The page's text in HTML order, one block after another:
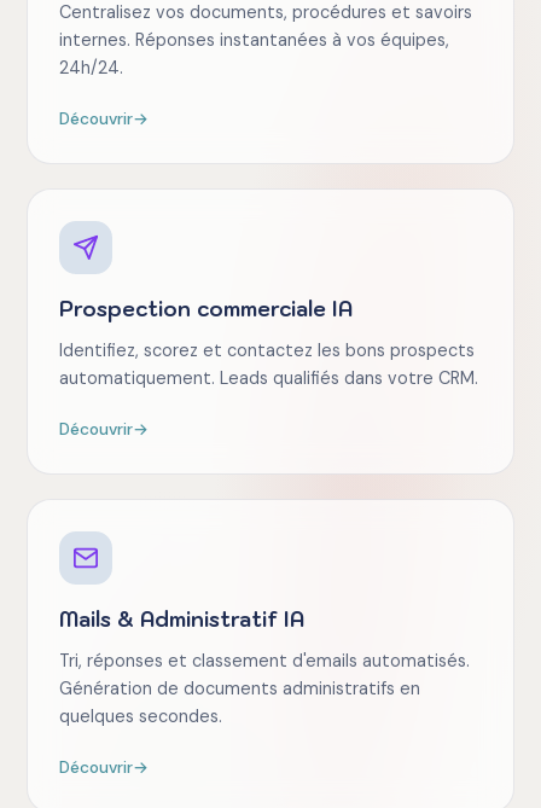
Centralisez vos documents, procédures et savoirs
internes. Réponses instantanées à vos équipes,
24h/24.
Découvrir→
Prospection commerciale IA
Identifiez, scorez et contactez les bons prospects
automatiquement. Leads qualifiés dans votre CRM.
Découvrir→
Mails & Administratif IA
Tri, réponses et classement d'emails automatisés.
Génération de documents administratifs en
quelques secondes.
Découvrir→